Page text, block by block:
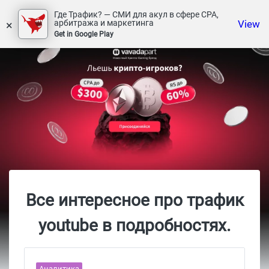
×
Где Трафик? — СМИ для акул в сфере СРА,
арбитража и маркетинга
Get in Google Play
View
Все интересное про трафик
youtube в подробностях.